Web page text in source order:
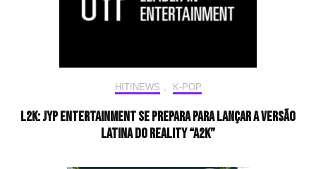
HIT!NEWS , K-POP
L2K: JYP Entertainment se prepara para lançar a versão
latina do reality “A2K”